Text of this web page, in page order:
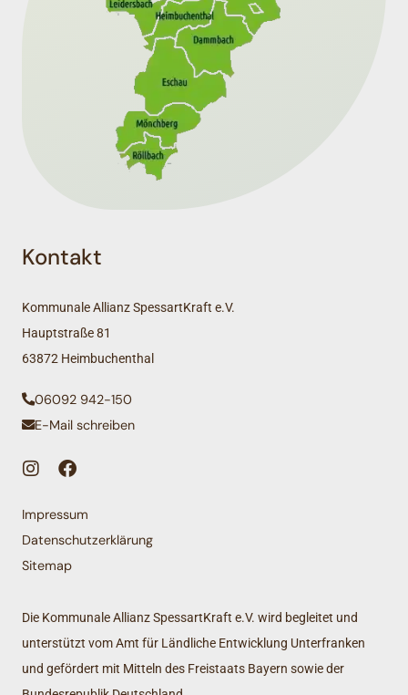
Kontakt
Kommunale Allianz SpessartKraft e.V.
Hauptstraße 81
63872 Heimbuchenthal
06092 942-150
E-Mail schreiben
Impressum
Datenschutzerklärung
Sitemap
Die Kommunale Allianz SpessartKraft e.V. wird begleitet und
unterstützt vom Amt für Ländliche Entwicklung Unterfranken
und gefördert mit Mitteln des Freistaats Bayern sowie der